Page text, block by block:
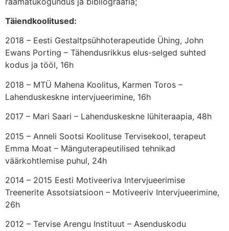
Täiendkoolitused:
2018 – Eesti Gestaltpsühhoterapeutide Ühing, John
Ewans Porting – Tähendusrikkus elus-selged suhted
kodus ja tööl, 16h
2018 – MTÜ Mahena Koolitus, Karmen Toros –
Lahenduskeskne intervjueerimine, 16h
2017 – Mari Saari – Lahenduskeskne lühiteraapia, 48h
2015 – Anneli Sootsi Koolituse Tervisekool, terapeut
Emma Moat – Mänguterapeutilised tehnikad
väärkohtlemise puhul, 24h
2014 – 2015 Eesti Motiveeriva Intervjueerimise
Treenerite Assotsiatsioon – Motiveeriv Intervjueerimine,
26h
2012 – Tervise Arengu Instituut – Asenduskodu